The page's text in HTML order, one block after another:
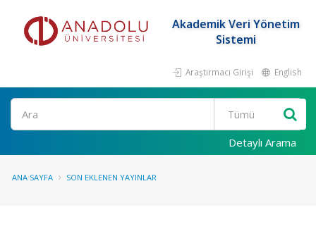
Akademik Veri Yönetim
Sistemi
Araştırmacı Girişi English
Ara
Detaylı Arama
ANA SAYFA SON EKLENEN YAYINLAR